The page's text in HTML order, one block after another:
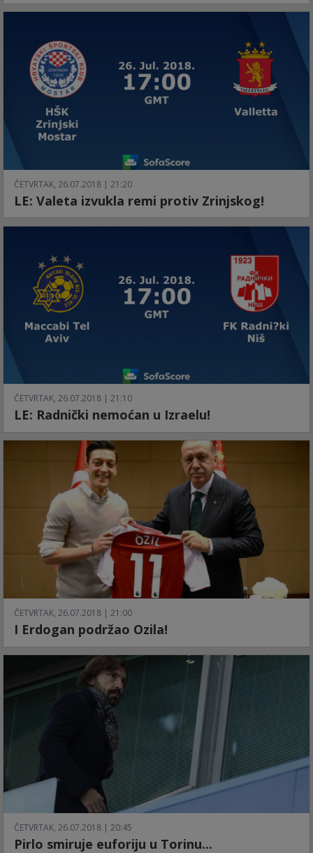
ČETVRTAK, 26.07.2018 | 21:20
LE: Valeta izvukla remi protiv Zrinjskog!
ČETVRTAK, 26.07.2018 | 21:10
LE: Radnički nemoćan u Izraelu!
ČETVRTAK, 26.07.2018 | 21:00
I Erdogan podržao Ozila!
ČETVRTAK, 26.07.2018 | 20:45
Pirlo smiruje euforiju u Torinu...